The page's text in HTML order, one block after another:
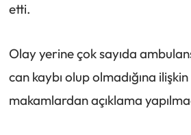
etti.
Olay yerine çok sayıda
can kaybı olup olmadığına
makamlardan açıklama